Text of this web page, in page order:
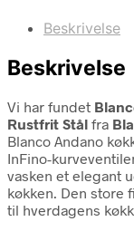
Beskrivelse
Beskrivelse
Vi har fundet
Rustfrit Stål fra
Blanco Andano
InFino-
vasken et elegant
køkken. Den store
til hverdagens